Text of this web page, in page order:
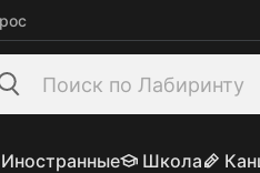
Иностранные Школа